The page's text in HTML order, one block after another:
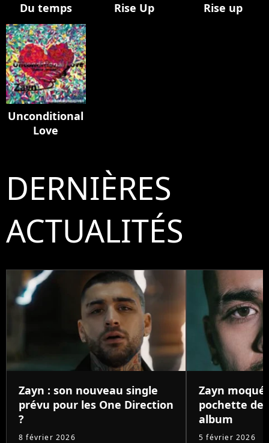
Du temps Rise Up Rise up
Unconditional
Love
DERNIÈRES
ACTUALITÉS
Zayn : son nouveau single
prévu pour les One Direction
?
8 février 2026
Zayn
pochette de
album
5 février 2026